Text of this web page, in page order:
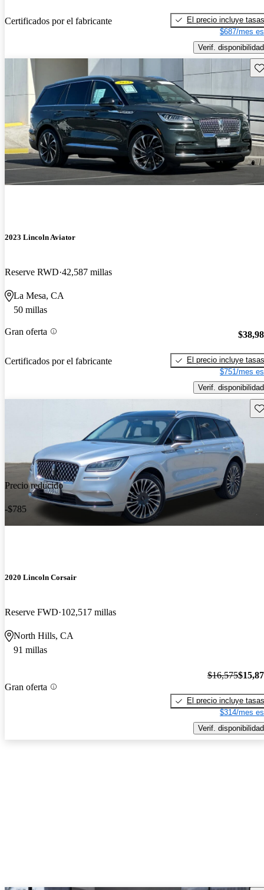
Certificados por el fabricante
El precio incluye tasas
$687/mes
Verif. disponibilidad
2023 Lincoln Aviator
Reserve RWD 42,587 millas
La Mesa, CA
50 millas
Gran oferta
Certificados por el fabricante
El precio incluye tasas
$751/mes
Verif. disponibilidad
Precio reducido
-$785
2020 Lincoln Corsair
Reserve FWD 102,517 millas
North Hills, CA
91 millas
Gran oferta
$16,575
El precio incluye tasas
$314/mes
Verif. disponibilidad